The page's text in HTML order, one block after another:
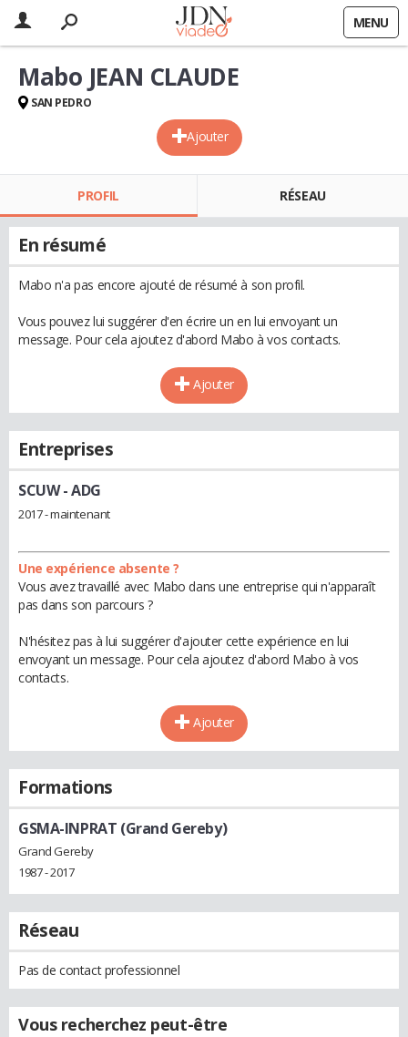
MENU
Ajouter
Mabo JEAN CLAUDE
SAN PEDRO
PROFIL RÉSEAU
En résumé
Mabo n'a pas encore ajouté de résumé à son profil.
Vous pouvez lui suggérer d'en écrire un en lui envoyant un
message. Pour cela ajoutez d'abord Mabo à vos contacts.
Ajouter
Entreprises
SCUW- ADG
2017 - maintenant
Une expérience absente ?
Vous avez travaillé avec Mabo dans une entreprise qui n'apparaît
pas dans son parcours ?
N'hésitez pas à lui suggérer d'ajouter cette expérience en lui
envoyant un message. Pour cela ajoutez d'abord Mabo à vos
contacts.
Ajouter
Formations
GSMA-INPRAT (Grand Gereby)
Grand Gereby
1987 - 2017
Réseau
Pas de contact professionnel
Vous recherchez peut-être